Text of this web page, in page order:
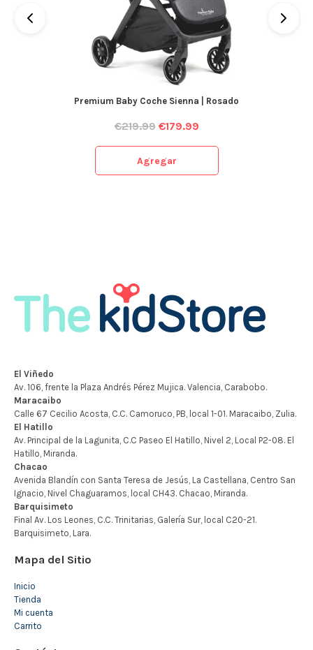
Premium Baby Coche Sienna | Rosado
€219.99 €179.99
Agregar
Mapa del Sitio
Inicio
Tienda
Mi cuenta
Carrito